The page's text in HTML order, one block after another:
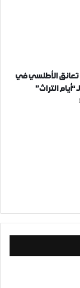
تعانق الأطلسي في